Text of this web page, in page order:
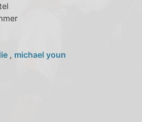
, michael youn